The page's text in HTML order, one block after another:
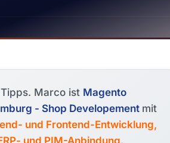
Marco ist Magento
- Shop Developement mit
und Frontend-Entwicklung,
und PIM-Anbindung.